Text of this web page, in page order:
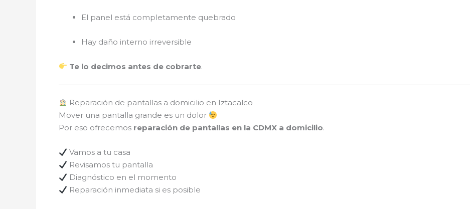
El panel está completamente quebrado
Hay daño interno irreversible
Te lo decimos antes de cobrarte.
Reparación de pantallas a domicilio en Iztacalco
Mover una pantalla grande es un dolor
Por eso ofrecemos reparación de pantallas en la CDMX a domicilio.
Vamos a tu casa
Revisamos tu pantalla
Diagnóstico en el momento
Reparación inmediata si es posible